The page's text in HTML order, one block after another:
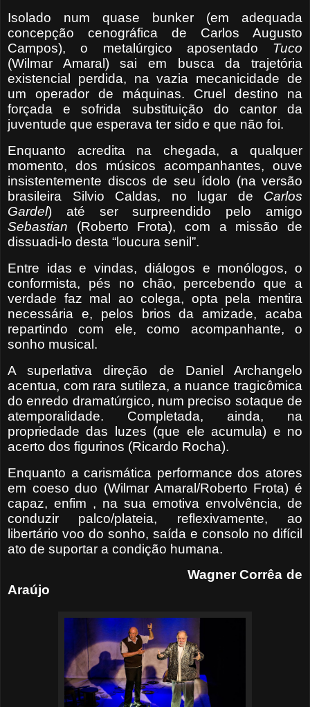
Isolado num quase bunker (em adequada
concepção cenográfica de Carlos Augusto
Campos), o metalúrgico aposentado Tuco
(Wilmar Amaral) sai em busca da trajetória
existencial perdida, na vazia mecanicidade de
um operador de máquinas. Cruel destino na
forçada e sofrida substituição do cantor da
juventude que esperava ter sido e que não foi.
Enquanto acredita na chegada, a qualquer
momento, dos músicos acompanhantes, ouve
insistentemente discos de seu ídolo (na versão
brasileira Silvio Caldas, no lugar de Carlos
Gardel) até ser surpreendido pelo amigo
Sebastian (Roberto Frota), com a missão de
dissuadi-lo desta “loucura senil”.
Entre idas e vindas, diálogos e monólogos, o
conformista, pés no chão, percebendo que a
verdade faz mal ao colega, opta pela mentira
necessária e, pelos brios da amizade, acaba
repartindo com ele, como acompanhante, o
sonho musical.
A superlativa direção de Daniel Archangelo
acentua, com rara sutileza, a nuance tragicômica
do enredo dramatúrgico, num preciso sotaque de
atemporalidade. Completada, ainda, na
propriedade das luzes (que ele acumula) e no
acerto dos figurinos (Ricardo Rocha).
Enquanto a carismática performance dos atores
em coeso duo (Wilmar Amaral/Roberto Frota) é
capaz, enfim , na sua emotiva envolvência, de
conduzir palco/plateia, reflexivamente, ao
libertário voo do sonho, saída e consolo no difícil
ato de suportar a condição humana.
Wagner Corrêa de
Araújo